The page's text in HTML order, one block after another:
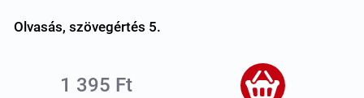
Olvasás, szövegértés 5.
1 395 Ft